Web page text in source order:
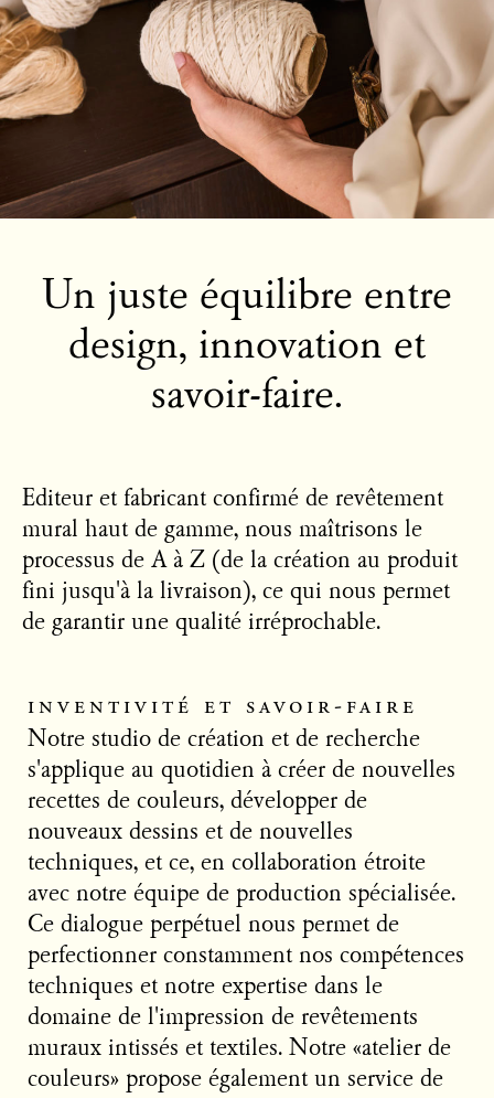
Un juste équilibre entre
design, innovation et
savoir-faire.
Editeur et fabricant confirmé de revêtement
mural haut de gamme, nous maîtrisons le
processus de A à Z (de la création au produit
fini jusqu'à la livraison), ce qui nous permet
de garantir une qualité irréprochable.
inventivité et savoir-faire
Notre studio de création et de recherche
s'applique au quotidien à créer de nouvelles
recettes de couleurs, développer de
nouveaux dessins et de nouvelles
techniques, et ce, en collaboration étroite
avec notre équipe de production spécialisée.
Ce dialogue perpétuel nous permet de
perfectionner constamment nos compétences
techniques et notre expertise dans le
domaine de l'impression de revêtements
muraux intissés et textiles. Notre «atelier de
couleurs» propose également un service de